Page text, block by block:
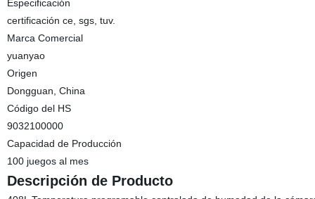
Especificación
certificación ce, sgs, tuv.
Marca Comercial
yuanyao
Origen
Dongguan, China
Código del HS
9032100000
Capacidad de Producción
100 juegos al mes
Descripción de Producto